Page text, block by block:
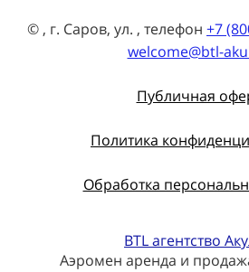
© , г. Саров, ул. , телефон +7
welcome@btl-
Публичная
Политика
Обработка
BTL агентство
Аэромен аренда и